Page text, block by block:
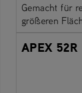
Gemacht für
größeren
APEX 52R